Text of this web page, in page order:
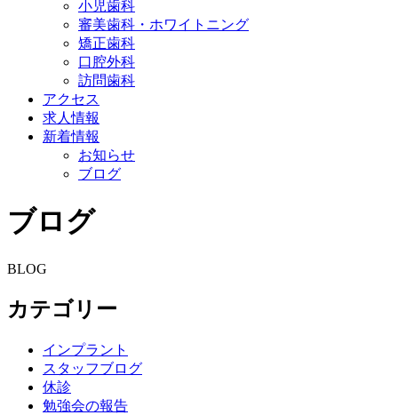
小児歯科
審美歯科・ホワイトニング
矯正歯科
口腔外科
訪問歯科
アクセス
求人情報
新着情報
お知らせ
ブログ
ブログ
BLOG
カテゴリー
インプラント
スタッフブログ
休診
勉強会の報告